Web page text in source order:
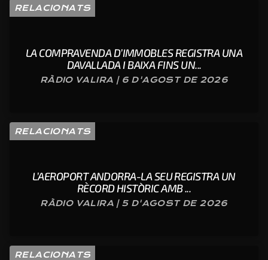
RELACIONATS
LA COMPRAVENDA D’IMMOBLES REGISTRA UNA
DAVALLADA I BAIXA FINS UN...
RÀDIO VALIRA | 6 D'AGOST DE 2026
RELACIONATS
L’AEROPORT ANDORRA-LA SEU REGISTRA UN
RÈCORD HISTÒRIC AMB ...
RÀDIO VALIRA | 5 D'AGOST DE 2026
RELACIONATS